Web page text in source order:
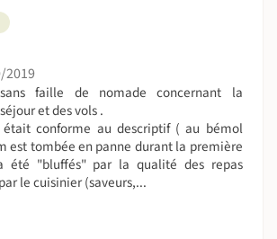
d'être hébergé en cabine supérieure
et sous réserve de disponibilité -
concerne les cabines arrières et
La catégorie standard concerne les
(2 cabines). La différence entre une
et supérieure, outre leur emplacement
la taille (un peu plus spacieuse sur la
2019
faille de nomade concernant la
et des vols .
était conforme au descriptif ( au bémol
est tombée en panne durant la première
été "bluffés" par la qualité des repas
le cuisinier (saveurs,...